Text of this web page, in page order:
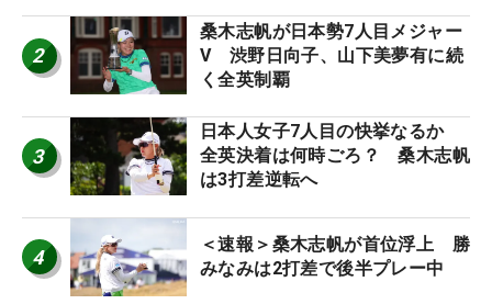
2
桑木志帆が日本勢7人目メジャー
V 渋野日向子、山下美夢有に続
く全英制覇
3
日本人女子7人目の快挙なるか
全英決着は何時ごろ？ 桑木志帆
は3打差逆転へ
4
＜速報＞桑木志帆が首位浮上 勝
みなみは2打差で後半プレー中